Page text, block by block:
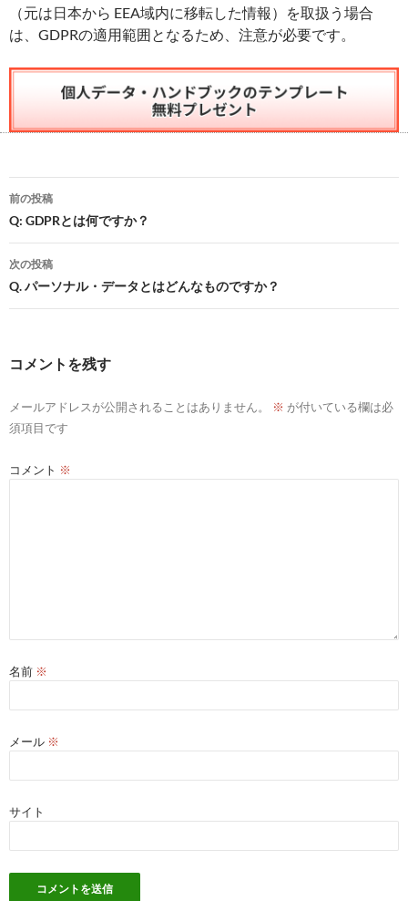
（元は日本から EEA域内に移転した情報）を取扱う場合
は、GDPRの適用範囲となるため、注意が必要です。
投
稿
ナ
ビ
ゲ
ョ
前の投稿
Q: GDPRとは何ですか？
次の投稿
Q. パーソナル・データとはどんなものですか？
コメントを残す
メールアドレスが公開されることはありません。 ※ が付いている欄は必
須項目です
コメント ※
名前 ※
メール ※
サイト